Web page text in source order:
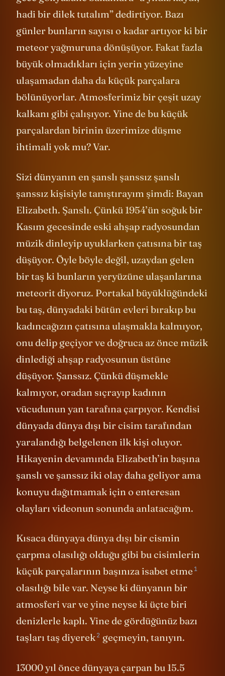
hadi bir dilek tutalım” dedirtiyor. Bazı
günler bunların sayısı o kadar artıyor ki bir
meteor yağmuruna dönüşüyor. Fakat fazla
büyük olmadıkları için yerin yüzeyine
ulaşamadan daha da küçük parçalara
bölünüyorlar. Atmosferimiz bir çeşit uzay
kalkanı gibi çalışıyor. Yine de bu küçük
parçalardan birinin üzerimize düşme
ihtimali yok mu? Var.
Sizi dünyanın en şanslı şanssız şanslı
şanssız kişisiyle tanıştırayım şimdi: Bayan
Elizabeth. Şanslı. Çünkü 1954’ün soğuk bir
Kasım gecesinde eski ahşap radyosundan
müzik dinleyip uyuklarken çatısına bir taş
düşüyor. Öyle böyle değil, uzaydan gelen
bir taş ki bunların yeryüzüne ulaşanlarına
meteorit diyoruz. Portakal büyüklüğündeki
bu taş, dünyadaki bütün evleri bırakıp bu
kadıncağızın çatısına ulaşmakla kalmıyor,
onu delip geçiyor ve doğruca az önce müzik
dinlediği ahşap radyosunun üstüne
düşüyor. Şanssız. Çünkü düşmekle
kalmıyor, oradan sıçrayıp kadının
vücudunun yan tarafına çarpıyor. Kendisi
dünyada dünya dışı bir cisim tarafından
yaralandığı belgelenen ilk kişi oluyor.
Hikayenin devamında Elizabeth’in başına
şanslı ve şanssız iki olay daha geliyor ama
konuyu dağıtmamak için o enteresan
olayları videonun sonunda anlatacağım.
Kısaca dünyaya dünya dışı bir cismin
çarpma olasılığı olduğu gibi bu cisimlerin
küçük parçalarının başınıza isabet etme 1
olasılığı bile var. Neyse ki dünyanın bir
atmosferi var ve yine neyse ki üçte biri
denizlerle kaplı. Yine de gördüğünüz bazı
taşları taş diyerek2 geçmeyin, tanıyın.
13000 yıl önce dünyaya çarpan bu 15.5